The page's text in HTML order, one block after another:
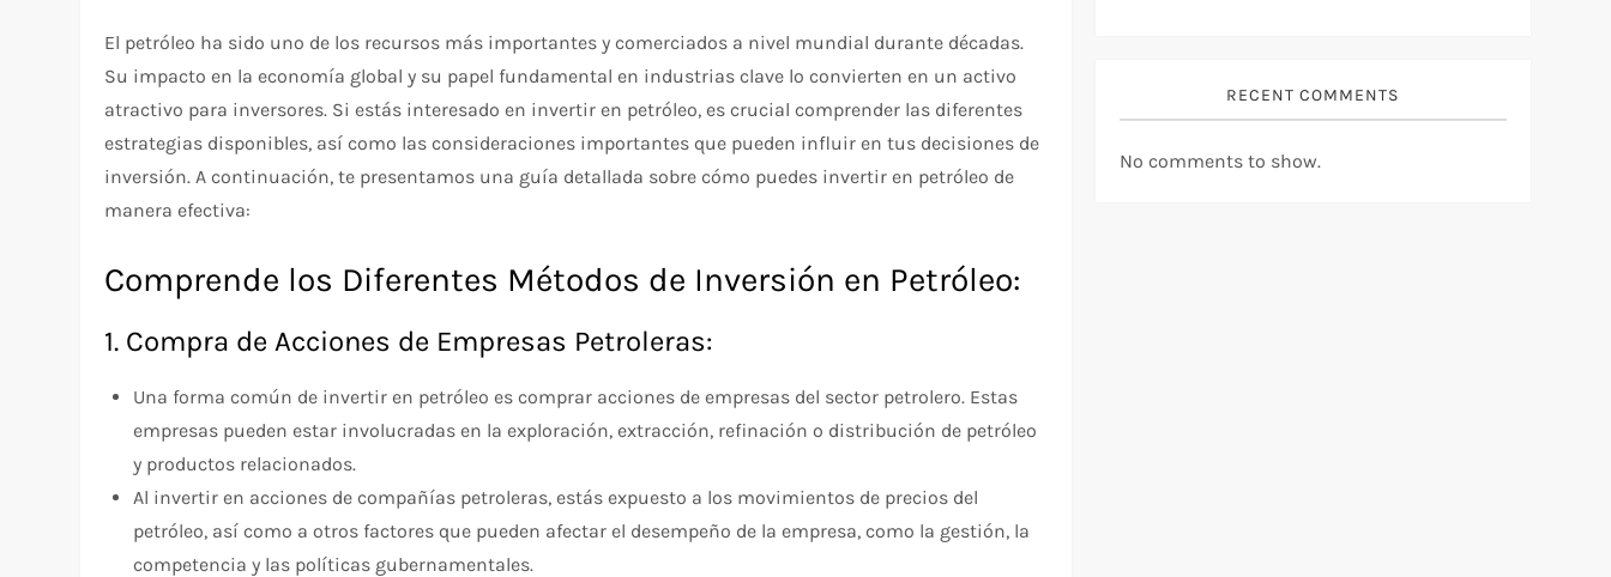
El petróleo ha sido uno de los recursos más importantes y comerciados a nivel mundial durante décadas.
Su impacto en la economía global y su papel fundamental en industrias clave lo convierten en un activo
atractivo para inversores. Si estás interesado en invertir en petróleo, es crucial comprender las diferentes
estrategias disponibles, así como las consideraciones importantes que pueden influir en tus decisiones de
inversión. A continuación, te presentamos una guía detallada sobre cómo puedes invertir en petróleo de
manera efectiva:
Comprende los Diferentes Métodos de Inversión en Petróleo:
1. Compra de Acciones de Empresas Petroleras:
Una forma común de invertir en petróleo es comprar acciones de empresas del sector petrolero. Estas
empresas pueden estar involucradas en la exploración, extracción, refinación o distribución de petróleo
y productos relacionados.
Al invertir en acciones de compañías petroleras, estás expuesto a los movimientos de precios del
petróleo, así como a otros factores que pueden afectar el desempeño de la empresa, como la gestión, la
competencia y las políticas gubernamentales.
RECENT COMMENTS
No comments to show.